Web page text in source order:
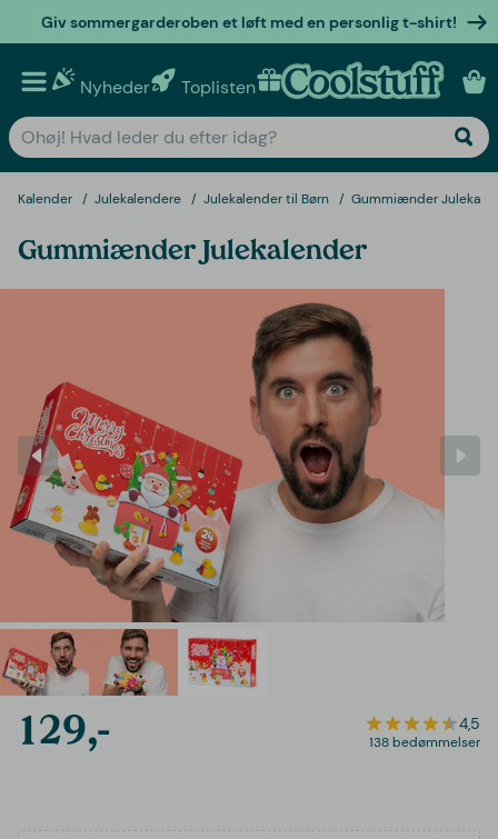
Giv sommergarderoben et løft med en personlig t-shirt!
Nyheder Toplisten Personlige gaver
Kalender Julekalendere Julekalender til Børn Gummiænder
Gummiænder Julekalender
129,- 4,5
138 bedømmelser